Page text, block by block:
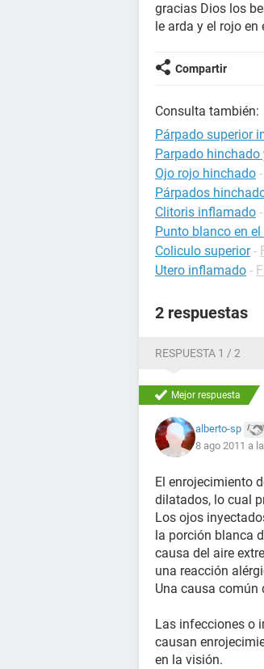
gracias Dios los
le arda y el rojo en
Compartir
Consulta también:
Párpado superior
Parpado hinchado
Ojo rojo hinchado
Párpados
Clitoris inflamado -
Punto blanco en
Coliculo superior -
Utero inflamado -
2 respuestas
RESPUESTA 1 / 2
Mejor respuesta
alberto-sp
8 ago 2011 a
El enrojecimiento
dilatados, lo cual
Los ojos
la porción blanca
causa del aire
una reacción
Una causa común
Las infecciones o
causan
en la visión.